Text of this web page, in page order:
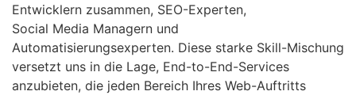
Entwicklern zusammen, SEO-Experten,
Social Media Managern und
Automatisierungsexperten. Diese starke Skill-Mischung
versetzt uns in die Lage, End-to-End-Services
anzubieten, die jeden Bereich Ihres Web-Auftritts